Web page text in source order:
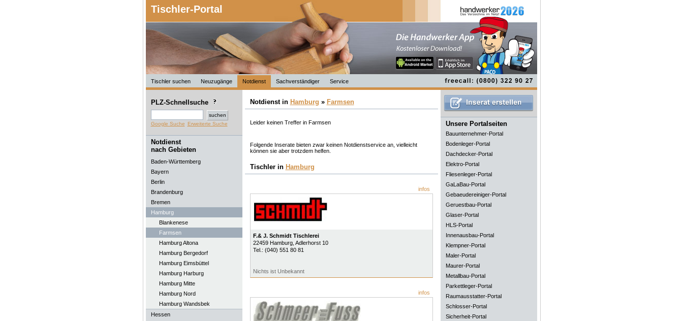
Tischler-Portal
Tischler suchen Neuzugänge Notdienst Sachverständiger Service
PLZ-Schnellsuche
Google Suche Erweiterte Suche
Notdienst
nach Gebieten
Baden-Württemberg
Bayern
Berlin
Brandenburg
Bremen
Hamburg
Blankenese
Farmsen
Hamburg Altona
Hamburg Bergedorf
Hamburg Eimsbüttel
Hamburg Harburg
Hamburg Mitte
Hamburg Nord
Hamburg Wandsbek
Hessen
Notdienst in Hamburg » Farmsen
Leider keinen Treffer in Farmsen
Folgende Inserate bieten zwar keinen Notdienstservice an, vielleicht
können sie aber trotzdem helfen.
Tischler in Hamburg
infos
F.& J. Schmidt Tischlerei
22459 Hamburg, Adlerhorst 10
Tel.: (040) 551 80 81
Nichts ist Unbekannt
infos
Unsere Portalseiten
Bauunternehmer-Portal
Bodenleger-Portal
Dachdecker-Portal
Elektro-Portal
Fliesenleger-Portal
GaLaBau-Portal
Gebaeudereiniger-Portal
Geruestbau-Portal
Glaser-Portal
HLS-Portal
Innenausbau-Portal
Klempner-Portal
Maler-Portal
Maurer-Portal
Metallbau-Portal
Parkettleger-Portal
Raumausstatter-Portal
Schlosser-Portal
Sicherheit-Portal